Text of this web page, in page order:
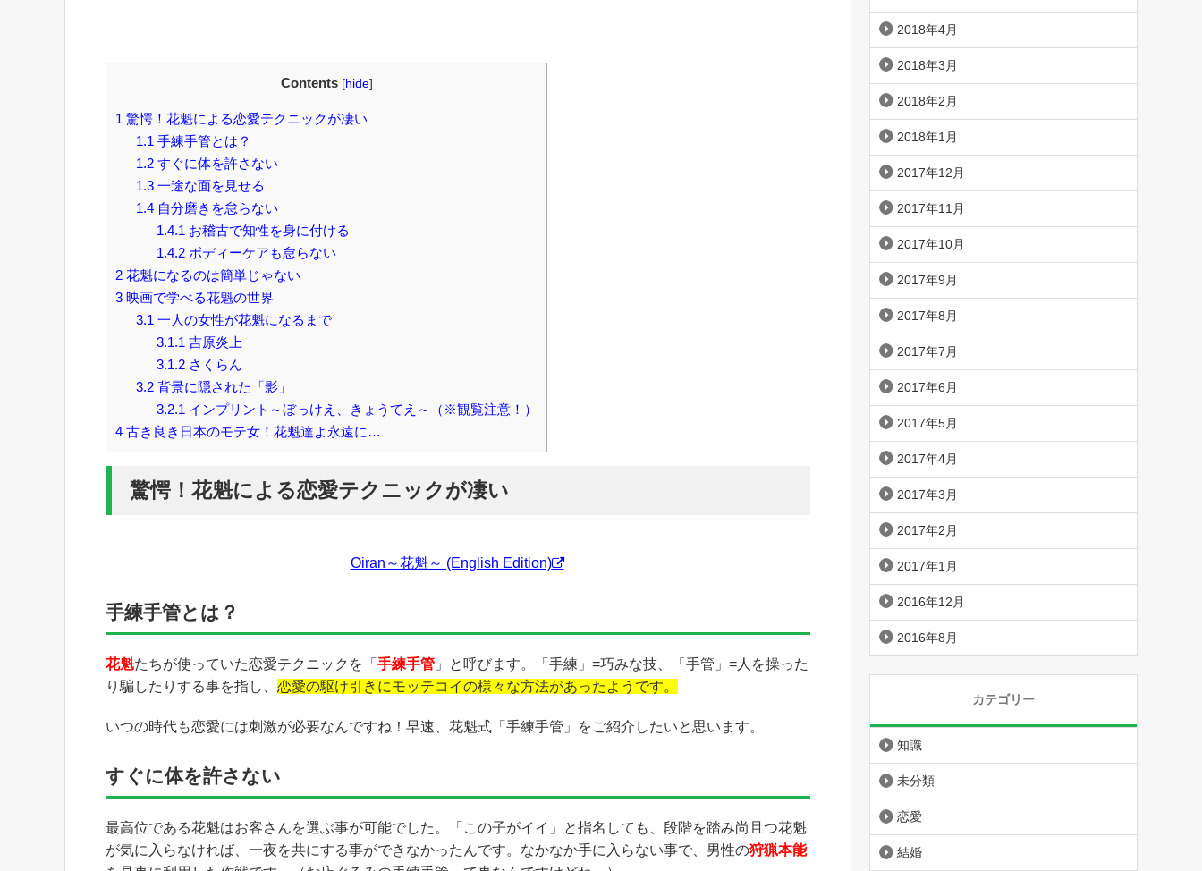
Contents [hide]
1 驚愕！花魁による恋愛テクニックが凄い
1.1 手練手管とは？
1.2すぐに体を許さない
1.3一途な面を見せる
1.4自分磨きを怠らない
1.4.1 お稽古で知性を身に付ける
1.4.2ボディーケアも怠らない
2 花魁になるのは簡単じゃない
3 映画で学べる花魁の世界
3.1 一人の女性が花魁になるまで
3.1.1 吉原炎上
3.1.2さくらん
3.2背景に隠された「影」
3.2.1 インプリント～ぼっけえ、きょうてえ～（※観覧注意！）
4 古き良き日本のモテ女！花魁達よ永遠に…
驚愕！花魁による恋愛テクニックが凄い
Oiran～花魁～ (English Edition)
手練手管とは？
花魁たちが使っていた恋愛テクニックを「 手練手管 」と呼びます。「手練」=巧みな技、「手管」=人を操った
り騙したりする事を指し、 恋愛の駆け引きにモッテコイの様々な方法があったようです。
いつの時代も恋愛には刺激が必要なんですね！早速、花魁式「手練手管」をご紹介したいと思います。
すぐに体を許さない
最高位である花魁はお客さんを選ぶ事が可能でした。「この子がイイ」と指名しても、段階を踏み尚且つ花魁
が気に入らなければ、一夜を共にする事ができなかったんです。なかなか手に入らない事で、男性の狩猟本能
2018年4月
2018年3月
2018年2月
2018年1月
2017年12月
2017年11月
2017年10月
2017年9月
2017年8月
2017年7月
2017年6月
2017年5月
2017年4月
2017年3月
2017年2月
2017年1月
2016年12月
2016年8月
カテゴリー
知識
未分類
恋愛
結婚